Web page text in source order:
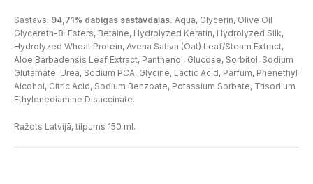
Sastāvs: 94,71% dabīgas sastāvdaļas. Aqua, Glycerin, Olive Oil
Glycereth-8-Esters, Betaine, Hydrolyzed Keratin, Hydrolyzed Silk,
Hydrolyzed Wheat Protein, Avena Sativa (Oat) Leaf/Steam Extract,
Aloe Barbadensis Leaf Extract, Panthenol, Glucose, Sorbitol, Sodium
Glutamate, Urea, Sodium PCA, Glycine, Lactic Acid, Parfum, Phenethyl
Alcohol, Citric Acid, Sodium Benzoate, Potassium Sorbate, Trisodium
Ethylenediamine Disuccinate.
Ražots Latvijā, tilpums 150 ml.